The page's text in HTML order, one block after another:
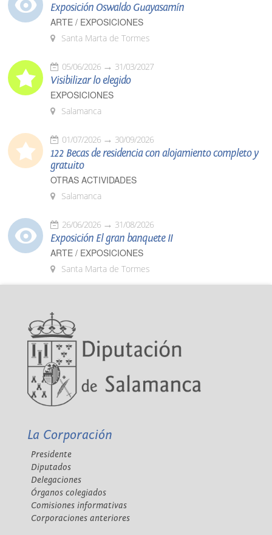
Exposición Oswaldo Guayasamín
ARTE / EXPOSICIONES
Santa Marta de Tormes
05/06/2026 31/03/2027
Visibilizar lo elegido
EXPOSICIONES
Salamanca
01/07/2026 30/09/2026
122 Becas de residencia con alojamiento completo y
gratuito
OTRAS ACTIVIDADES
Salamanca
26/06/2026 31/08/2026
Exposición El gran banquete II
ARTE / EXPOSICIONES
Santa Marta de Tormes
La Corporación
Presidente
Diputados
Delegaciones
Órganos colegiados
Comisiones informativas
Corporaciones anteriores